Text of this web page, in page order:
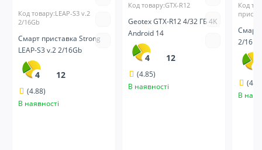
Код товару:LEAP-S3 v.2
2/16Gb
Смарт приставка Strong
LEAP-S3 v.2 2/16Gb
4 12
(4.88)
В наявності
Код товару:GTX-R12
Geotex GTX-R12 4/32 ГБ 4K
Android 14
4 12
(4.85)
В наявності
Код
Смарт
2/16
В